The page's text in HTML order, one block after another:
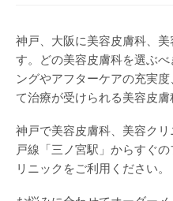
神戸、大阪に美容皮膚科、
す。どの美容皮膚科を選ぶ
ングやアフターケアの充実
て治療が受けられる美容皮膚
神戸で美容皮膚科、美容ク
戸線「三ノ宮駅」からすぐ
リニックをご利用ください。